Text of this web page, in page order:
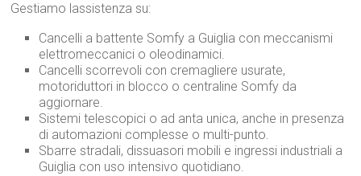
Gestiamo lassistenza su:
Cancelli a battente Somfy a Guiglia con meccanismi
elettromeccanici o oleodinamici.
Cancelli scorrevoli con cremagliere usurate,
motoriduttori in blocco o centraline Somfy da
aggiornare.
Sistemi telescopici o ad anta unica, anche in presenza
di automazioni complesse o multi-punto.
Sbarre stradali, dissuasori mobili e ingressi industriali a
Guiglia con uso intensivo quotidiano.